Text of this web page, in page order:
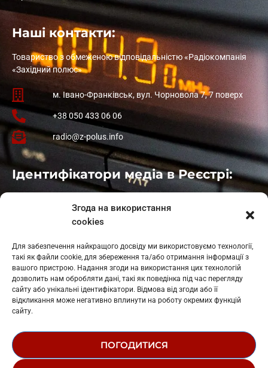
Згода на використання
cookies
Для забезпечення найкращого досвіду ми використовуємо технології,
такі як файли cookie, для збереження та/або отримання інформації з
вашого пристрою. Надання згоди на використання цих технологій
дозволить нам обробляти дані, такі як поведінка під час перегляду
сайту або унікальні ідентифікатори. Відмова від згоди або її
відкликання може негативно вплинути на роботу окремих функцій
сайту.
ПОГОДИТИСЯ
Наші контакти:
Товариство з обмеженою відповідальністю «Радіокомпанія
«Західний полюс»
м. Івано-Франківськ, вул. Чорновола 7, 7 поверх
+38 050 433 06 06
radio@z-polus.info
Ідентифікатори медіа в Реєстрі:
: L11-01410
: L11-01801
Косів: L11-01805
Гарасимів: L11-02274
© 1995-2026 РК «ЗАХІДНИЙ ПОЛЮС»